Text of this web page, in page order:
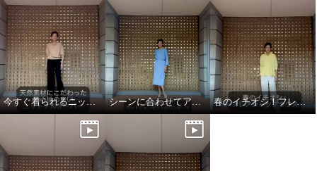
ベラデッソグラツィア ボタニカ
ル柄レース ジャケット
ホワイト Ｍ
¥0
ベラデッソグラツィア ボタニカ
ル柄レース ジャケット
ブラック Ｍ
¥0
今すぐ着られるニットプルオーバー！ シーンに合わせてアレンジ！ 春のイチオシ！フレアシャツブラウス！